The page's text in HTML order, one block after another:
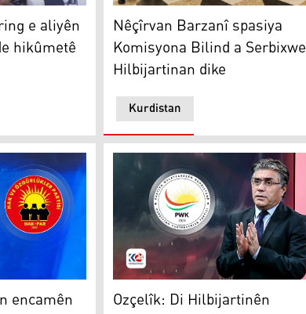
kirin
aliyên siyasî di demeke zû de hikûmetê pêk bînin
e aliyên
hikûmetê
Nêçîrvan Barzanî spasiya
Kurdistan
Nêçîrvan Barzanî spasiya
Komisyona Bilind a
Hilbijartinan dike
hilbijartinan di xizmeta armancên netewî
encamên Ozçelîk: Di Hilbijartinên
Ozçelîk: Di Hilbijartinên